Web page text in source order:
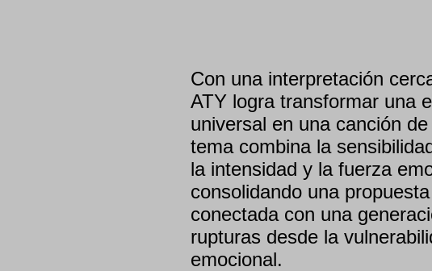
Con una interpretación
ATY logra transformar una
universal en una canción
tema combina la
la intensidad y la fuerza
consolidando una
conectada con una
rupturas desde la
emocional.